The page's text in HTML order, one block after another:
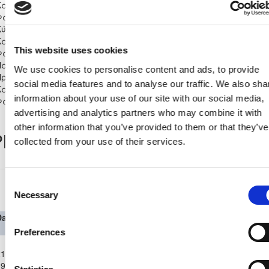
This website uses cookies
We use cookies to personalise content and ads, to provide
social media features and to analyse our traffic. We also
information about your use of our site with our social media,
advertising and analytics partners who may combine it with
other information that you’ve provided to them or that they’ve
collected from your use of their services.
Selection
Necessary
Preferences
2024/25 - Α΄
Coca Cola Α' Β'
2024/25 - Α'
Β΄
2024/25 - Β'
Α' 'Ομιλος
1 1 0 0 0 0 8
Record
Β΄